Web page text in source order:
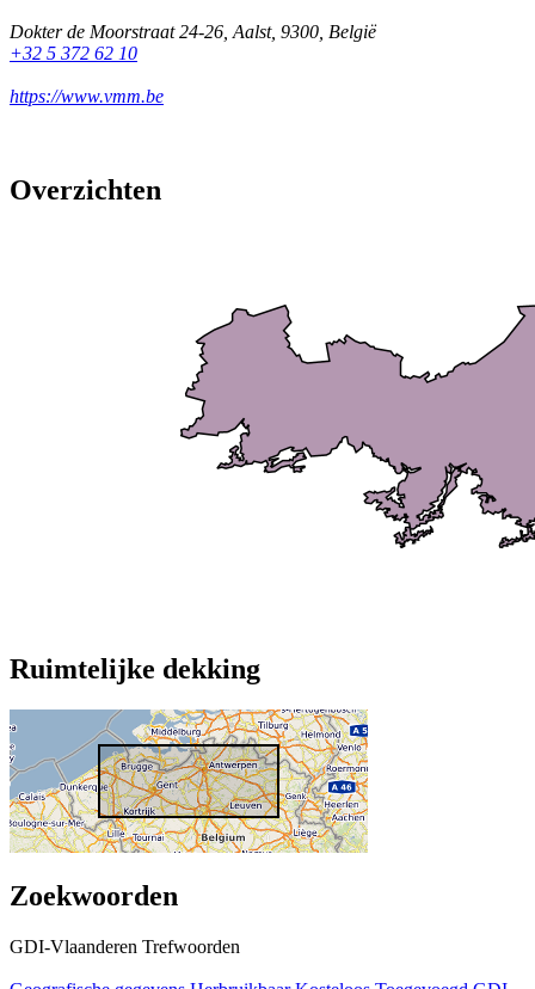
Dokter de Moorstraat 24-26 Aalst, 9300 België
+32 5 372 62 10
https://www.vmm.be
Overzichten
Ruimtelijke dekking
Zoekwoorden
GDI-Vlaanderen Trefwoorden